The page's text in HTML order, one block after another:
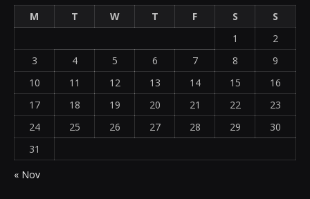
M
T W T F S
S
1
2
3
4 5 6 7 8
9
10
11 12 13 14 15
16
17
18 19 20 21 22
23
24
25 26 27 28 29
30
31
« Nov